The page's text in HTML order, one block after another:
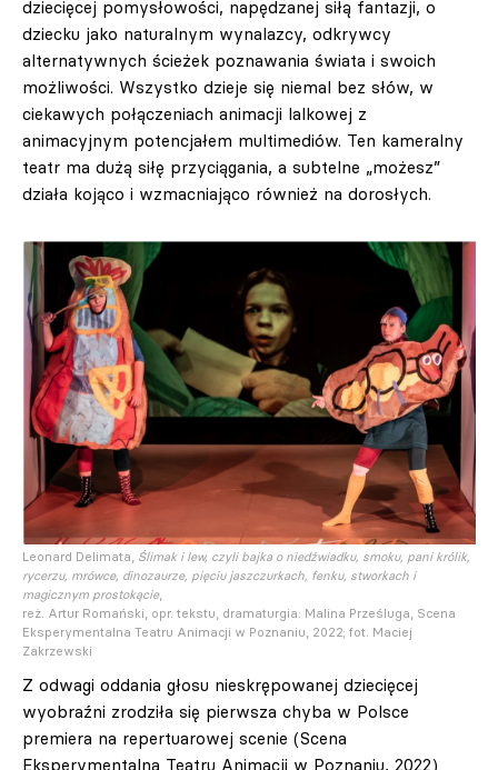
dziecięcej pomysłowości, napędzanej siłą fantazji, o
dziecku jako naturalnym wynalazcy, odkrywcy
alternatywnych ścieżek poznawania świata i swoich
możliwości. Wszystko dzieje się niemal bez słów, w
ciekawych połączeniach animacji lalkowej z
animacyjnym potencjałem multimediów. Ten kameralny
teatr ma dużą siłę przyciągania, a subtelne „możesz”
działa kojąco i wzmacniająco również na dorosłych.
Leonard Delimata, Ślimak i lew, czyli bajka o niedźwiadku, smoku, pani królik,
rycerzu, mrówce, dinozaurze, pięciu jaszczurkach, fenku, stworkach i
magicznym prostokącie,
reż. Artur Romański, opr. tekstu, dramaturgia: Malina Prześluga, Scena
Eksperymentalna Teatru Animacji w Poznaniu, 2022; fot. Maciej
Zakrzewski
Z odwagi oddania głosu nieskrępowanej dziecięcej
wyobraźni zrodziła się pierwsza chyba w Polsce
premiera na repertuarowej scenie (Scena
Eksperymentalna Teatru Animacji w Poznaniu, 2022)